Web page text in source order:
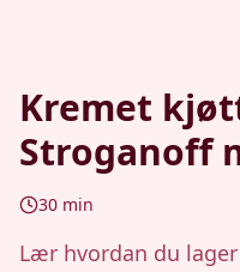
Kremet
Stroganoff
30 min
Lær hvordan du